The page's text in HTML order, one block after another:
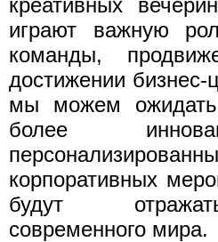
играют важную
команды,
достижении
мы можем
более
корпоративных
будут
современного мира.